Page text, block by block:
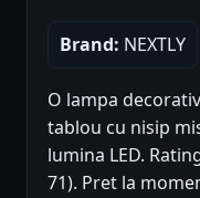
Brand: NEXTLY
O lampa
tablou cu nisip
lumina LED.
71). Pret la